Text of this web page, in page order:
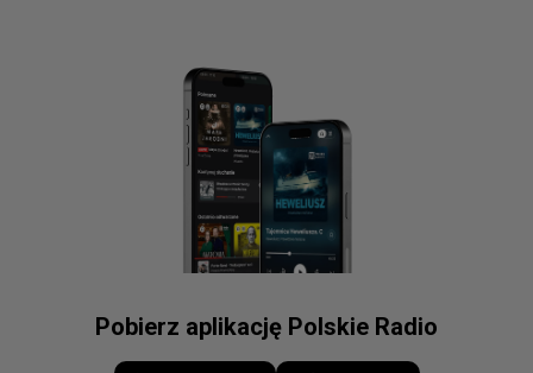
Pobierz aplikację Polskie Radio